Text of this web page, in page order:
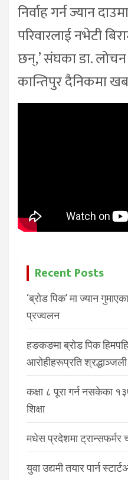
निर्वाह गर्न ज्यान
परिवारलाई नभेटी
छन्,’ संघका डा. लोचन
कान्तिपुर दैनिकमा
Recent Posts
‘ब्रोड पिक’ मा ज्यान
प्रज्वलन
हङकङमा ब्रोड पिक
आरोहीहरूप्रति
कक्षा ८ पूरा गर्न नसकेका
शिक्षा
मधेस प्रदेशमा ट्रान्सफर्मर
युवा उद्यमी तयार पार्न